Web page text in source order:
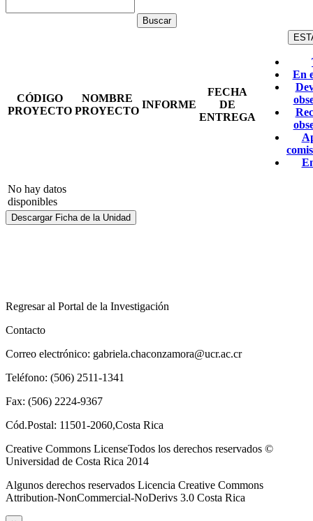
CÓDIGO
PROYECTO
NOMBRE
PROYECTO
INFORME
FECHA
DE
ENTREGA
En
No hay datos
disponibles
Descargar Ficha de la Unidad
Regresar al Portal de la Investigación
Contacto
Correo electrónico: gabriela.chaconzamora@ucr.ac.cr
Teléfono: (506) 2511-1341
Fax: (506) 2224-9367
Cód.Postal: 11501-2060,Costa Rica
Creative Commons LicenseTodos los derechos reservados ©
Universidad de Costa Rica 2014
Algunos derechos reservados Licencia Creative Commons
Attribution-NonCommercial-NoDerivs 3.0 Costa Rica